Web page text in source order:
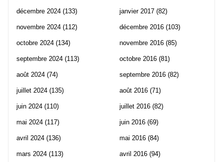
décembre 2024 (133)
novembre 2024 (112)
octobre 2024 (134)
septembre 2024 (113)
août 2024 (74)
juillet 2024 (135)
juin 2024 (110)
mai 2024 (117)
avril 2024 (136)
mars 2024 (113)
janvier 2017 (82)
décembre 2016 (103)
novembre 2016 (85)
octobre 2016 (81)
septembre 2016 (82)
août 2016 (71)
juillet 2016 (82)
juin 2016 (69)
mai 2016 (84)
avril 2016 (94)